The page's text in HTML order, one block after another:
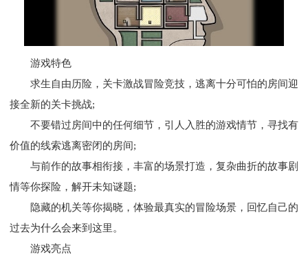
游戏特色
求生自由历险，关卡激战冒险竞技，逃离十分可怕的房间迎
接全新的关卡挑战;
不要错过房间中的任何细节，引人入胜的游戏情节，寻找有
价值的线索逃离密闭的房间;
与前作的故事相衔接，丰富的场景打造，复杂曲折的故事剧
情等你探险，解开未知谜题;
隐藏的机关等你揭晓，体验最真实的冒险场景，回忆自己的
过去为什么会来到这里。
游戏亮点